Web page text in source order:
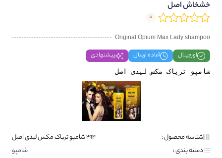
خشخاش اصل
0
Original Opium Max Lady shampoo
اورجینال آماده ارسال پیشنهادی
شامپو تریاک مکس لیدی اصل
شناسه محصول :
294 شامپو تریاک مکس لیدی اصل
دسته بندی :
شامپو